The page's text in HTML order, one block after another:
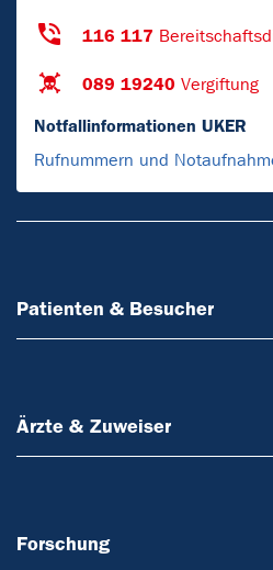
116 117
089 19240 Vergiftung
Notfallinformationen UKER
Rufnummern und
Patienten & Besucher
Ärzte & Zuweiser
Forschung